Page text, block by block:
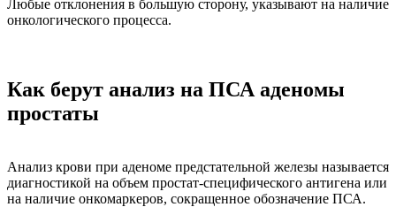
Любые отклонения в большую сторону, указывают на наличие
онкологического процесса.
Как берут анализ на ПСА аденомы
простаты
Анализ крови при аденоме предстательной железы называется
диагностикой на объем простат-специфического антигена или
на наличие онкомаркеров, сокращенное обозначение ПСА.